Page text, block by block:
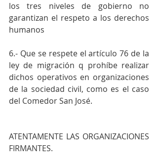
los tres niveles de gobierno no
garantizan el respeto a los derechos
humanos
6.- Que se respete el artículo 76 de la
ley de migración q prohíbe realizar
dichos operativos en organizaciones
de la sociedad civil, como es el caso
del Comedor San José.
ATENTAMENTE LAS ORGANIZACIONES
FIRMANTES.